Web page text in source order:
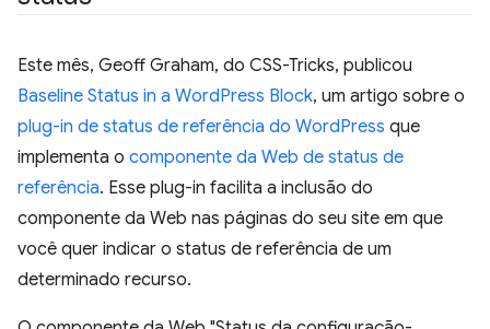
Este mês, Geoff Graham, do CSS-Tricks, publicou
Baseline Status in a WordPress Block, um artigo sobre o
plug-in de status de referência do WordPress que
implementa o componente da Web de status de
referência. Esse plug-in facilita a inclusão do
componente da Web nas páginas do seu site em que
você quer indicar o status de referência de um
determinado recurso.